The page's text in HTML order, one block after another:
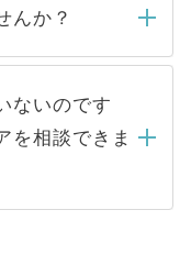
気のある医療機
募が殺到する場
合った人材の
ケースが増え
定をいただい
せん。内定先へ
トナーが行い
んか？
はありませんの
トからの登録
個人情報は、
び転職活動の
。お預かりし
はご本人の許可
ないのです
を相談できま